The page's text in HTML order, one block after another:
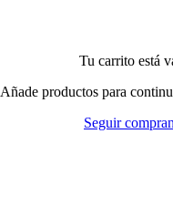
Tu carrito está
Añade productos para
Seguir